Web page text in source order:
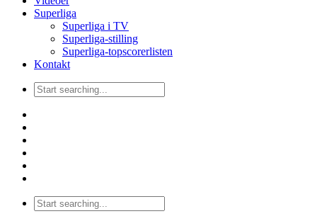
Superliga
Superliga i TV
Superliga-stilling
Superliga-topscorerlisten
Kontakt